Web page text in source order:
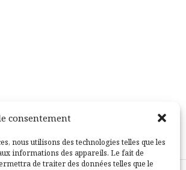
consentement
nous utilisons des technologies telles que les
informations des appareils. Le fait de
de traiter des données telles que le